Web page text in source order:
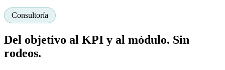
Consultoría
Del objetivo al KPI y al módulo. Sin
rodeos.